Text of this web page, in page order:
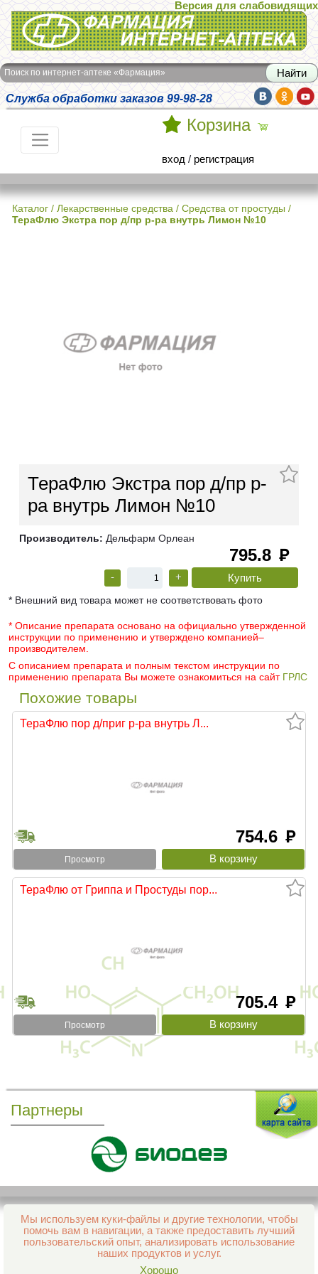
Интернет-аптека Фармация
Версия для слабовидящих
Поиск по интернет-аптеке «Фармация»
Служба обработки заказов 99-98-28
Корзина
вход / регистрация
Каталог / Лекарственные средства / Средства от простуды /
ТераФлю Экстра пор д/пр р-ра внутрь Лимон №10
ТераФлю Экстра пор д/пр р-
ра внутрь Лимон №10
Производитель: Дельфарм Орлеан
795.8 руб
- +
* Внешний вид товара может не соответствовать фото
* Описание препарата основано на официально утвержденной
инструкции по применению и утверждено компанией–
производителем.
С описанием препарата и полным текстом инструкции по
применению препарата Вы можете ознакомиться на сайт ГРЛС
Похожие товары
ТераФлю пор д/приг р-ра внутрь Л...
754.6 руб
Просмотр
ТераФлю от Гриппа и Простуды пор...
705.4 руб
Просмотр
Партнеры
Мы используем куки-файлы и другие технологии, чтобы
помочь вам в навигации, а также предоставить лучший
пользовательский опыт, анализировать использование
наших продуктов и услуг.
Хорошо
Все права защищены и охраняются законом
© 2013–2026 Интернет-аптека Фармация
support@aptekapenza.ru
Телефон: Служба обработки заказов 99-98-28